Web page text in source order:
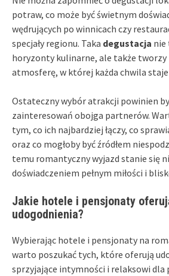
potraw, co może być świetnym
wędrujących po winnicach czy
specjały regionu. Taka degustacja nie
horyzonty kulinarne, ale także
atmosferę, w której każda chwila
Ostateczny wybór atrakcji powinien
zainteresowań obojga partnerów.
tym, co ich najbardziej łączy, co
oraz co mogłoby być źródłem
temu romantyczny wyjazd stanie się
doświadczeniem pełnym miłości i
Jakie hotele i pensjonaty
udogodnienia?
Wybierając hotele i pensjonaty na
warto poszukać tych, które oferują
sprzyjające intymności i relaksowi dla